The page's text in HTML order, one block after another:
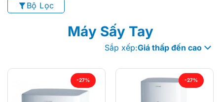
Bộ Lọc
Máy Sấy Tay
Sắp xếp:Giá thấp đến cao
-27% -27%